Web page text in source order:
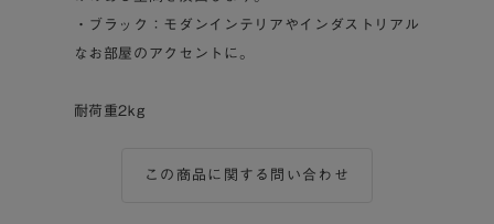
・ブラック：モダンインテリアやインダストリアル
なお部屋のアクセントに。
耐荷重2kg
この商品に関する問い合わせ